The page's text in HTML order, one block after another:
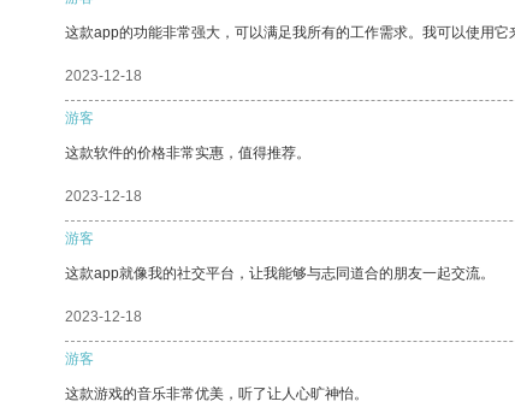
这款app的功能非常强大，可以满足我所有的工作需求。我可以使用它
2023-12-18
游客
这款软件的价格非常实惠，值得推荐。
2023-12-18
游客
这款app就像我的社交平台，让我能够与志同道合的朋友一起交流。
2023-12-18
游客
这款游戏的音乐非常优美，听了让人心旷神怡。